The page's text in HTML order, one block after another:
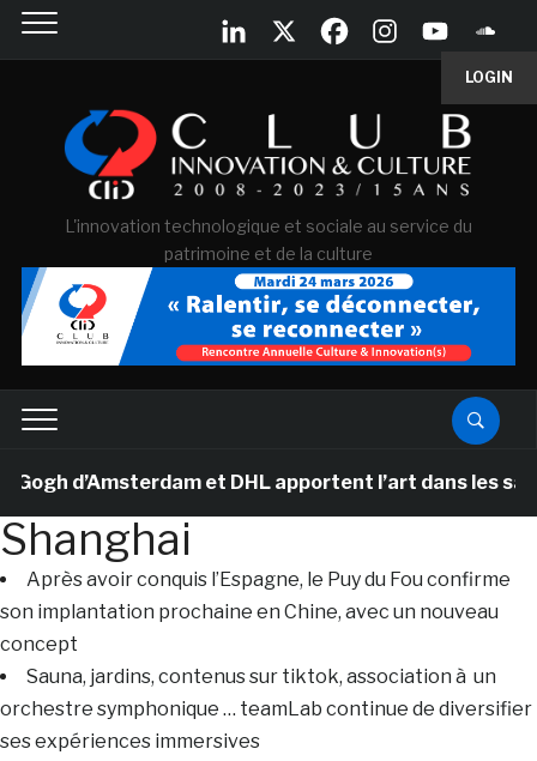
LOGIN
L'innovation technologique et sociale au service du
patrimoine et de la culture
d’Amsterdam et DHL apportent l’art dans les
Shanghai
Après avoir conquis l’Espagne, le Puy du Fou confirme
son implantation prochaine en Chine, avec un nouveau
concept
Sauna, jardins, contenus sur tiktok, association à un
orchestre symphonique … teamLab continue de diversifier
ses expériences immersives